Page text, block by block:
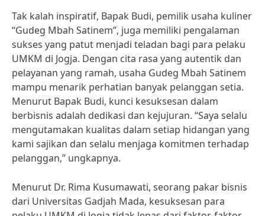
Tak kalah inspiratif, Bapak Budi, pemilik usaha kuliner
“Gudeg Mbah Satinem”, juga memiliki pengalaman
sukses yang patut menjadi teladan bagi para pelaku
UMKM di Jogja. Dengan cita rasa yang autentik dan
pelayanan yang ramah, usaha Gudeg Mbah Satinem
mampu menarik perhatian banyak pelanggan setia.
Menurut Bapak Budi, kunci kesuksesan dalam
berbisnis adalah dedikasi dan kejujuran. “Saya selalu
mengutamakan kualitas dalam setiap hidangan yang
kami sajikan dan selalu menjaga komitmen terhadap
pelanggan,” ungkapnya.
Menurut Dr. Rima Kusumawati, seorang pakar bisnis
dari Universitas Gadjah Mada, kesuksesan para